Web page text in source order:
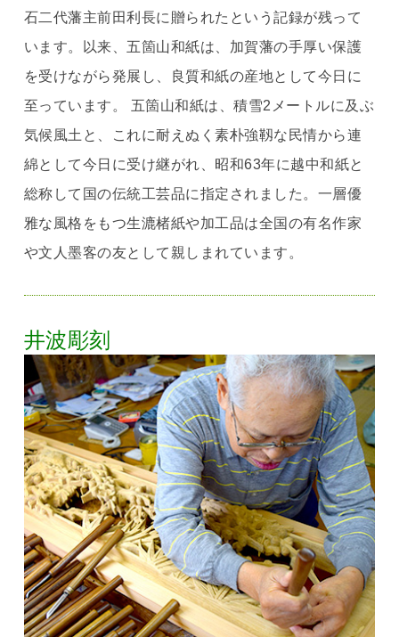
石二代藩主前田利長に贈られたという記録が残って
います。以来、五箇山和紙は、加賀藩の手厚い保護
を受けながら発展し、良質和紙の産地として今日に
至っています。 五箇山和紙は、積雪2メートルに及ぶ
気候風土と、これに耐えぬく素朴強靱な民情から連
綿として今日に受け継がれ、昭和63年に越中和紙と
総称して国の伝統工芸品に指定されました。一層優
雅な風格をもつ生漉楮紙や加工品は全国の有名作家
や文人墨客の友として親しまれています。
井波彫刻